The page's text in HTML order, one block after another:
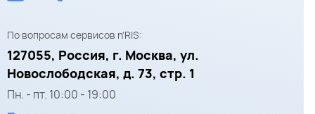
По вопросам сервисов n'RIS:
127055, Россия, г. Москва, ул.
Новослободская, д. 73, стр. 1
Пн. - пт. 10:00 - 19:00